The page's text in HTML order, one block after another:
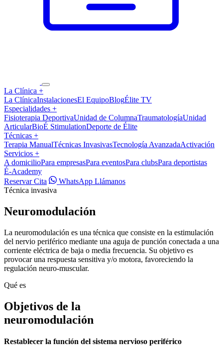
La Clínica +
La ClínicaInstalacionesEl EquipoBlogÉlite TV
Especialidades +
Fisioterapia DeportivaUnidad de ColumnaTraumatologíaUnidad
ArticularBioÉ StimulationDeporte de Élite
Técnicas +
Terapia ManualTécnicas InvasivasTecnología AvanzadaActivación
Servicios +
A domicilioPara empresasPara eventosPara clubsPara deportistas
É-Academy
Reservar Cita
WhatsApp Llámanos
Técnica invasiva
Neuromodulación
La neuromodulación es una técnica que consiste en la estimulación
del nervio periférico mediante una aguja de punción conectada a una
corriente eléctrica de baja o media frecuencia. Su objetivo es
provocar una respuesta sensitiva y/o motora, favoreciendo la
regulación neuro-muscular.
Qué es
Objetivos de la
neuromodulación
Restablecer la función del sistema nervioso periférico